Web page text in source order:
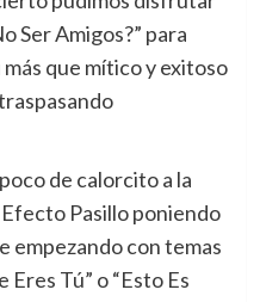
Ser Amigos?” para
que mítico y exitoso
de calorcito a la
Pasillo poniendo
empezando con temas
Eres Tú” o “Esto Es